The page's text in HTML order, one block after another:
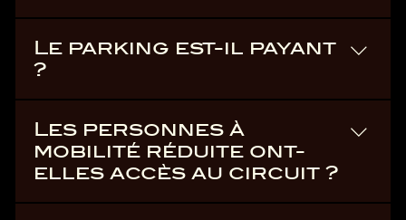
disposition et sont inclus avec
votre billet.
Le parking est-il payant
?
votre billet.
Les personnes à
mobilité réduite ont-
elles accès au circuit ?